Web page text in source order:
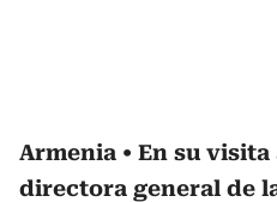
Armenia
En su
directora general de